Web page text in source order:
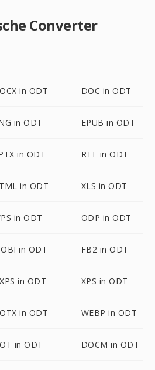
Converter
in ODT DOC in ODT
in ODT EPUB in ODT
in ODT RTF in ODT
in ODT XLS in ODT
in ODT ODP in ODT
in ODT FB2 in ODT
in ODT XPS in ODT
in ODT WEBP in ODT
in ODT DOCM in ODT